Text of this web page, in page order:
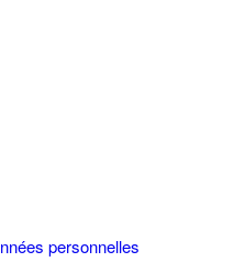
personnelles